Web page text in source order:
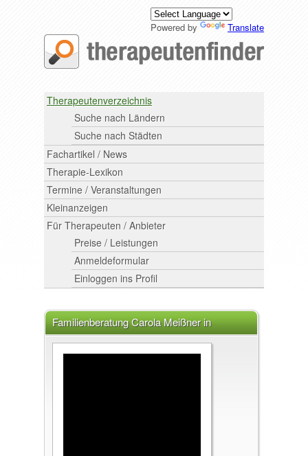
Powered by Translate
Therapeutenverzeichnis
Suche nach Ländern
Suche nach Städten
Fachartikel / News
Therapie-Lexikon
Termine / Veranstaltungen
Kleinanzeigen
Für Therapeuten / Anbieter
Preise / Leistungen
Anmeldeformular
Einloggen ins Profil
Familienberatung Carola Meißner in
Duisburg Carola Meißner, 47058 Duisburg